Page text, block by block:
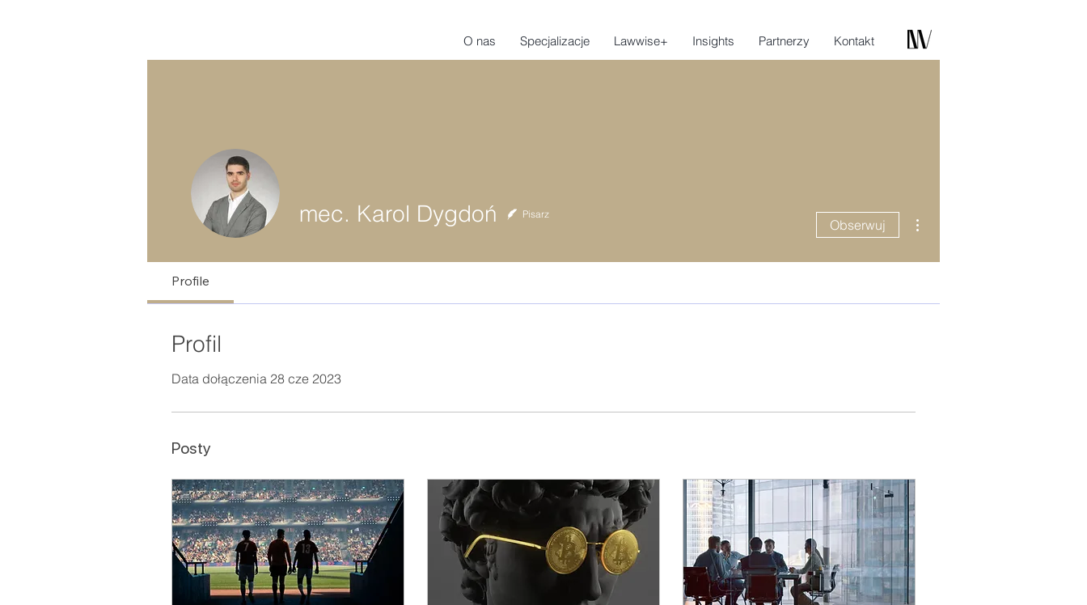
O nas Specjalizacje Lawwise+ Insights Partnerzy Kontakt
mec. Karol Dygdoń Pisarz
Obserwuj
Profile
Profil
Data dołączenia 28 cze 2023
Posty